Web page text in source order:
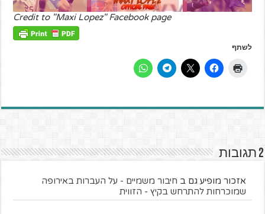
Credit to "Maxi Lopez" Facebook page
לשתף
2 תגובות
אזכור מופיע גם ב חיבור משמיים - על העברות באירופה
שמוכרחות להתרחש בקיץ - הזווית